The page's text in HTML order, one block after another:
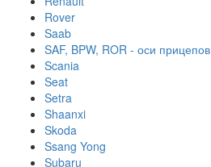
Rover
Saab
SAF, BPW, ROR - оси прицепов
Scania
Seat
Setra
Shaanxi
Skoda
Ssang Yong
Subaru